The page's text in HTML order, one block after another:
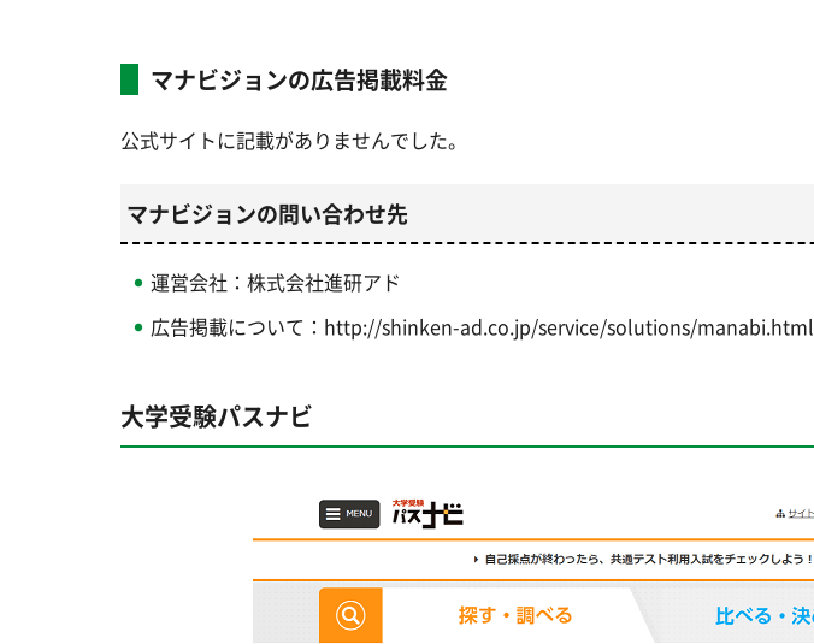
マナビジョンの広告掲載料金
公式サイトに記載がありませんでした。
マナビジョンの問い合わせ先
運営会社：株式会社進研アド
広告掲載について：http://shinken-ad.co.jp/service/solutions/manabi.html
大学受験パスナビ